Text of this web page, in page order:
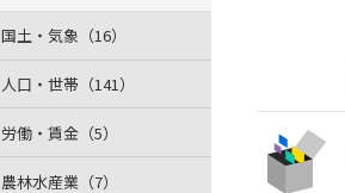
国土・気象（16）
人口・世帯（141）
労働・賃金（5）
農林水産業（7）